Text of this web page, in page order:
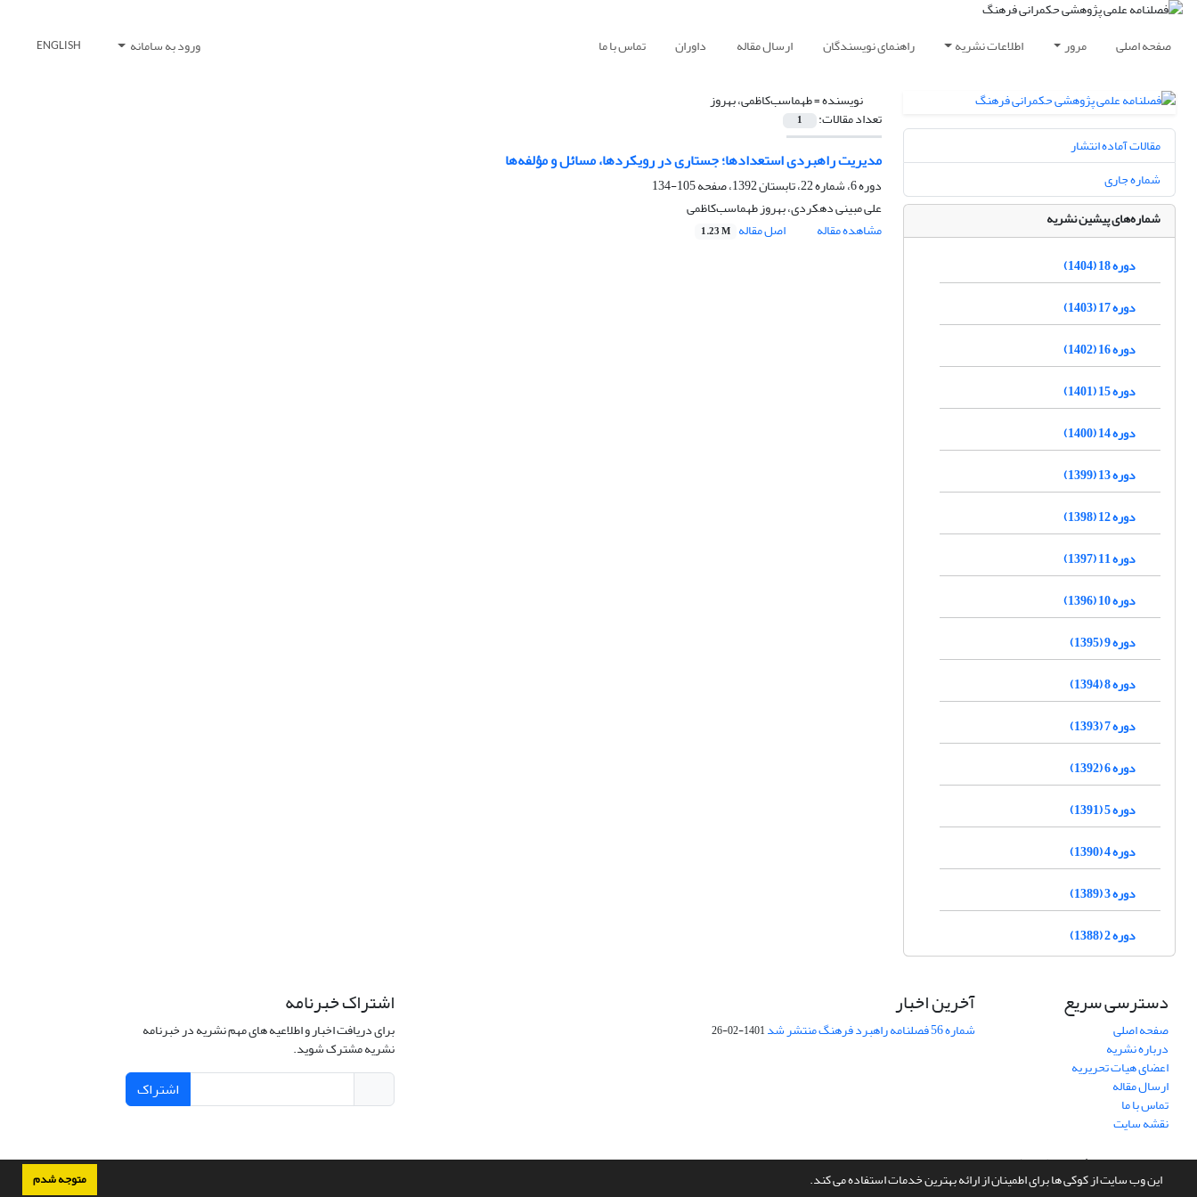
این وب سایت از کوکی ها برای اطمینان از ارائه بهترین خدمات استفاده می کند. متوجه شدم
صفحه اصلی مرور اطلاعات نشریه راهنمای نویسندگان ارسال مقاله داوران تماس با ما ورود به سامانه ENGLISH
نویسنده =طهماسب‌کاظمی، بهروز
تعداد مقالات: 1
مدیریت راهبردی استعدادها؛ جستاری در رویکردها، مسائل و مؤلفه‌ها
دوره 6، شماره 22، تابستان 1392، صفحه
105-134
علی مبینی دهکردی، بهروز طهماسب‌کاظمی
مشاهده مقاله
اصل مقاله 1.23 M
مقالات آماده انتشار
شماره جاری
شماره‌های پیشین نشریه
دوره 18 (1404)
دوره 17 (1403)
دوره 16 (1402)
دوره 15 (1401)
دوره 14 (1400)
دوره 13 (1399)
دوره 12 (1398)
دوره 11 (1397)
دوره 10 (1396)
دوره 9 (1395)
دوره 8 (1394)
دوره 7 (1393)
دوره 6 (1392)
دوره 5 (1391)
دوره 4 (1390)
دوره 3 (1389)
دوره 2 (1388)
دسترسی سریع
صفحه اصلی
درباره نشریه
اعضای هیات تحریریه
ارسال مقاله
تماس با ما
نقشه سایت
آخرین اخبار
شماره 56 فصلنامه راهبرد فرهنگ منتشر شد 1401-02-26
اشتراک خبرنامه
برای دریافت اخبار و اطلاعیه های مهم نشریه در خبرنامه
نشریه مشترک شوید.
اشتراک
سامانه مدیریت نشریات علمی.طراحی و پیاده سازی ازسیناوب